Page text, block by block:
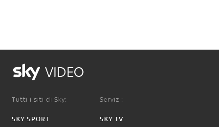
VIDEO
Tutti i siti di Sky:
SKY SPORT
Servizi:
SKY TV